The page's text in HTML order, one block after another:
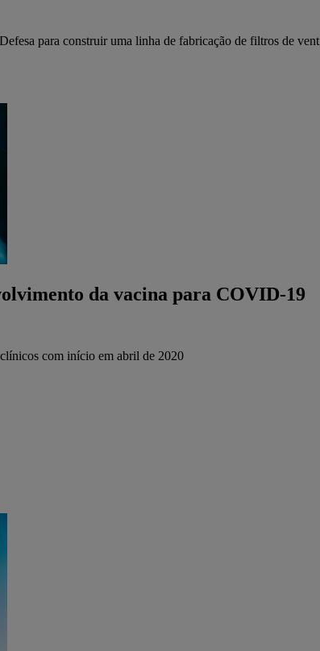
para construir uma linha de fabricação de filtros de
da vacina para COVID-19
com início em abril de 2020